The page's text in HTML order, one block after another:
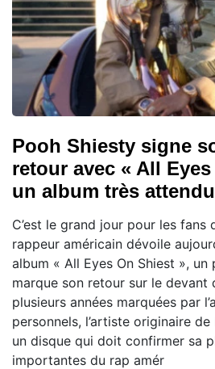
Pooh Shiesty signe
retour avec « All
un album très attendu
C’est le grand jour pour les fans
rappeur américain dévoile
album « All Eyes On Shiest »,
marque son retour sur le devant
plusieurs années marquées par
personnels, l’artiste originaire
un disque qui doit confirmer sa
importantes du rap amér